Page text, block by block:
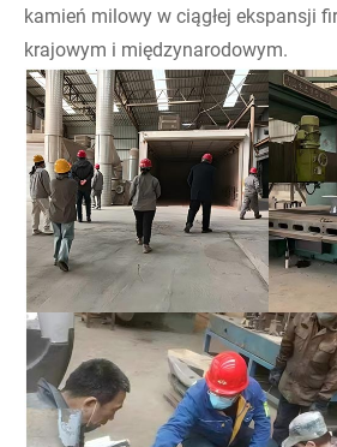
kamień milowy w ciągłej ekspansji
krajowym i międzynarodowym.